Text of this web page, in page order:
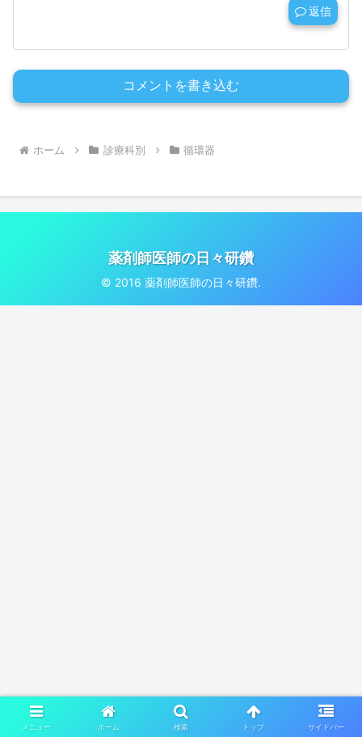
返信
コメントを書き込む
ホーム 診療科別 循環器
薬剤師医師の日々研鑽
© 2016 薬剤師医師の日々研鑽.
メニュー ホーム 検索 トップ サイドバー